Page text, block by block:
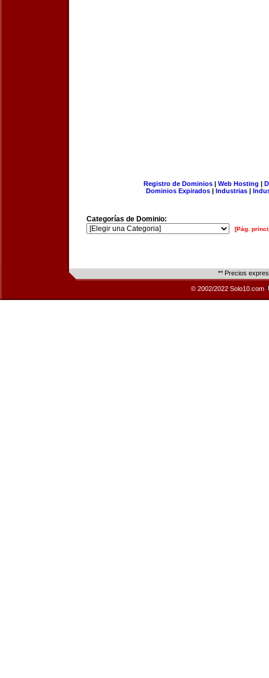
Registro de Dominios| Web Hosting |
Dominios Expirados | Industrias |
Categorías de Dominio:
[Pág.
** Precios
© 2002/2022 Solo10.com